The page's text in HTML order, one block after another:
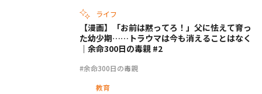
ライフ
#余命300日の毒親
【漫画】「お前は黙ってろ！」父に怯えて育っ
た幼少期……トラウマは今も消えることはなく
｜余命300日の毒親 #2
教育